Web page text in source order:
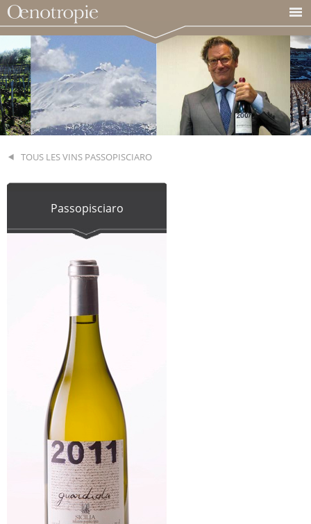
TOUS LES VINS PASSOPISCIARO
Passopisciaro